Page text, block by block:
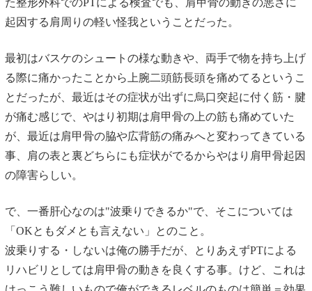
た整形外科でのPTによる検査でも、肩甲骨の動きの悪さに
起因する肩周りの軽い怪我ということだった。
最初はバスケのシュートの様な動きや、両手で物を持ち上げ
る際に痛かったことから上腕二頭筋長頭を痛めてるというこ
とだったが、最近はその症状が出ずに烏口突起に付く筋・腱
が痛む感じで、やはり初期は肩甲骨の上の筋も痛めていた
が、最近は肩甲骨の脇や広背筋の痛みへと変わってきている
事、肩の表と裏どちらにも症状がでるからやはり肩甲骨起因
の障害らしい。
で、一番肝心なのは"波乗りできるか"で、そこについては
「OKともダメとも言えない」とのこと。
波乗りする・しないは俺の勝手だが、とりあえずPTによる
リハビリとしては肩甲骨の動きを良くする事。けど、これは